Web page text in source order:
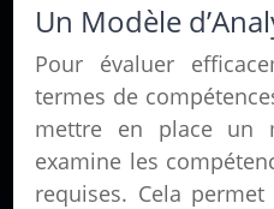
Un Modèle
Pour évaluer
termes de
mettre en place un
examine les
requises. Cela